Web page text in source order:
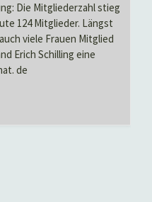
Die Mitgliederzahl stieg
124 Mitglieder. Längst
viele Frauen Mitglied
Erich Schilling eine
de